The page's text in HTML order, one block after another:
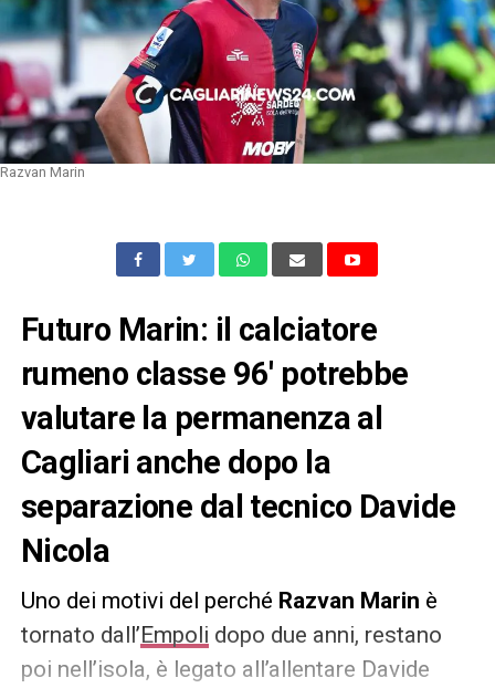
Razvan Marin
Futuro Marin: il calciatore
rumeno classe 96′ potrebbe
valutare la permanenza al
Cagliari anche dopo la
separazione dal tecnico Davide
Nicola
Uno dei motivi del perché Razvan Marin è
tornato dall’Empoli dopo due anni, restano
poi nell’isola, è legato all’allentare Davide